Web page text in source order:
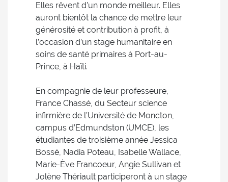
Elles rêvent d’un monde meilleur. Elles
auront bientôt la chance de mettre leur
générosité et contribution à profit, à
l’occasion d’un stage humanitaire en
soins de santé primaires à Port-au-
Prince, à Haïti.
En compagnie de leur professeure,
France Chassé, du Secteur science
infirmière de l’Université de Moncton,
campus d’Edmundston (UMCE), les
étudiantes de troisième année Jessica
Bossé, Nadia Poteau, Isabelle Wallace,
Marie-Ève Francoeur, Angie Sullivan et
Jolène Thériault participeront à un stage